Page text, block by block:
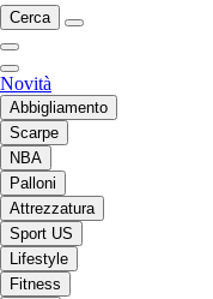
Cerca
Novità
Abbigliamento
Scarpe
NBA
Palloni
Attrezzatura
Sport US
Lifestyle
Fitness